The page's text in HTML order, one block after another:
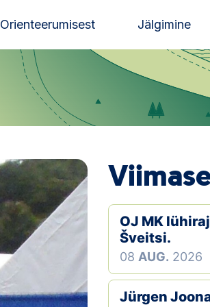
Orienteerumisest Jälgimine
Uudised
Alustajale
Eesti
Telli litsents!
Noored
OJ MK
Šveitsi.
08 AUG. 2026
Jürgen